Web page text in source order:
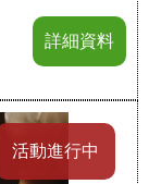
詳細資料
活動進行中